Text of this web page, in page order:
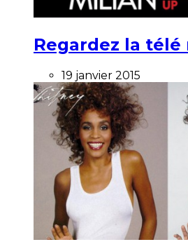
Regardez la télé
19 janvier 2015